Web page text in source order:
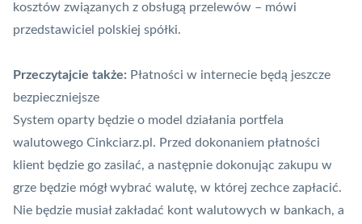
kosztów związanych z obsługą przelewów – mówi
przedstawiciel polskiej spółki.
Przeczytajcie także: Płatności w internecie będą jeszcze
bezpieczniejsze
System oparty będzie o model działania portfela
walutowego Cinkciarz.pl. Przed dokonaniem płatności
klient będzie go zasilać, a następnie dokonując zakupu w
grze będzie mógł wybrać walutę, w której zechce zapłacić.
Nie będzie musiał zakładać kont walutowych w bankach, a